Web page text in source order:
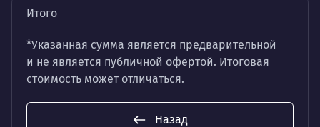
Итого
*Указанная сумма является предварительной
и не является публичной офертой. Итоговая
стоимость может отличаться.
Назад